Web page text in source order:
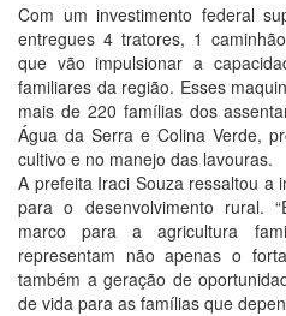
Com um investimento federal
entregues 4 tratores, 1
que vão impulsionar a
familiares da região. Esses
mais de 220 famílias dos
Água da Serra e Colina Verde,
cultivo e no manejo das lavouras.
A prefeita Iraci Souza ressaltou a
para o desenvolvimento rural.
marco para a agricultura
representam não apenas o
também a geração de
de vida para as famílias que